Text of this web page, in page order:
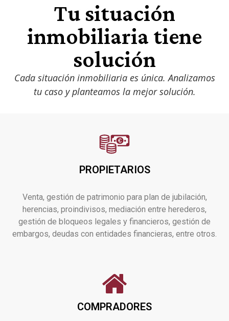
Tu situación
inmobiliaria tiene
solución
Cada situación inmobiliaria es única. Analizamos
tu caso y planteamos la mejor solución.
PROPIETARIOS
Venta, gestión de patrimonio para plan de jubilación,
herencias, proindivisos, mediación entre herederos,
gestión de bloqueos legales y financieros, gestión de
embargos, deudas con entidades financieras, entre otros.
COMPRADORES